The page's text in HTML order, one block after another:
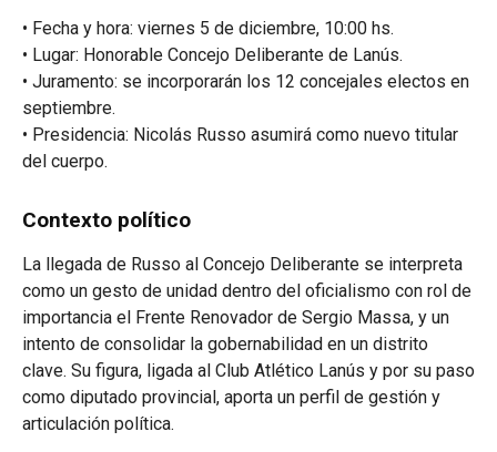
• Fecha y hora: viernes 5 de diciembre, 10:00 hs.
• Lugar: Honorable Concejo Deliberante de Lanús.
• Juramento: se incorporarán los 12 concejales electos en
septiembre.
• Presidencia: Nicolás Russo asumirá como nuevo titular
del cuerpo.
Contexto político
La llegada de Russo al Concejo Deliberante se interpreta
como un gesto de unidad dentro del oficialismo con rol de
importancia el Frente Renovador de Sergio Massa, y un
intento de consolidar la gobernabilidad en un distrito
clave. Su figura, ligada al Club Atlético Lanús y por su paso
como diputado provincial, aporta un perfil de gestión y
articulación política.